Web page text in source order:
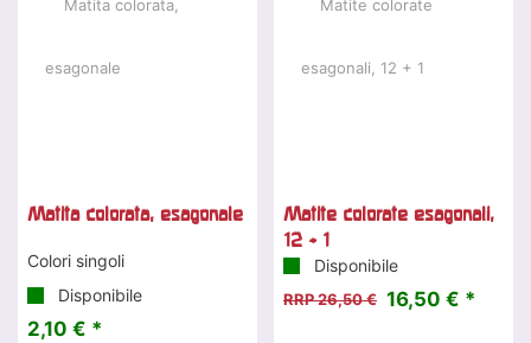
Matita colorata, esagonale
Colori singoli
Disponibile
2,10 € *
Matite colorate esagonali,
12 + 1
Disponibile
RRP 26,50 € 16,50 € *